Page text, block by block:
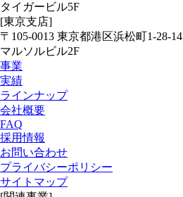
タイガービル5F
[東京支店]
〒105-0013 東京都港区浜松町1-28-14
マルソルビル2F
事業
実績
ラインナップ
会社概要
FAQ
採用情報
お問い合わせ
プライバシーポリシー
サイトマップ